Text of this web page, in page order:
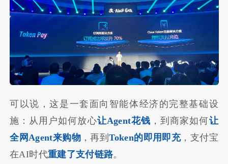
可以说，这是一套面向智能体经济的完整基础设
施：从用户如何放心让Agent花钱 ，到商家如何让
全网Agent来购物 ，再到Token的即用即充，支付宝
在AI时代重建了支付链路。